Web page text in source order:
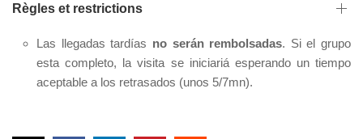
Règles et restrictions
Las llegadas tardías no serán rembolsadas. Si el grupo
esta completo, la visita se iniciariá esperando un tiempo
aceptable a los retrasados (unos 5/7mn).